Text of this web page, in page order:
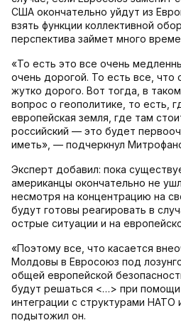
США окончательно уйдут из
взять функции коллективной
перспектива займет много
«То есть это все очень
очень дорогой. То есть все, что
жутко дорого. Вот тогда, в
вопрос о геополитике, то есть,
европейская земля, где там
российский — это будет
иметь», — подчеркнул
Эксперт добавил: пока
американцы окончательно не
несмотря на концентрацию на
будут готовы реагировать в
острые ситуации и на
«Поэтому все, что касается
Молдовы в Евросоюз под
общей европейской
будут решаться <…> при помощи
интеграции с структурами НАТО
подытожил он.